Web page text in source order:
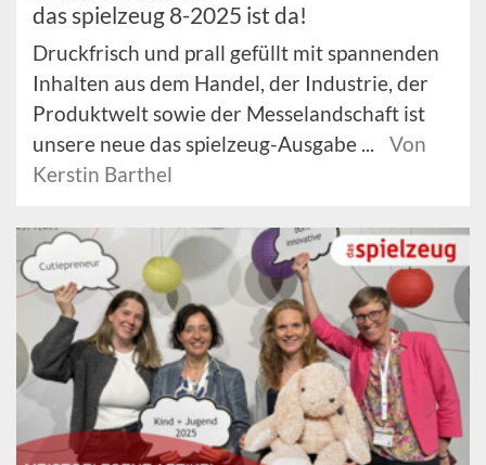
das spielzeug 8-2025 ist da!
Druckfrisch und prall gefüllt mit spannenden
Inhalten aus dem Handel, der Industrie, der
Produktwelt sowie der Messelandschaft ist
unsere neue das spielzeug-Ausgabe ...
Von
Kerstin Barthel